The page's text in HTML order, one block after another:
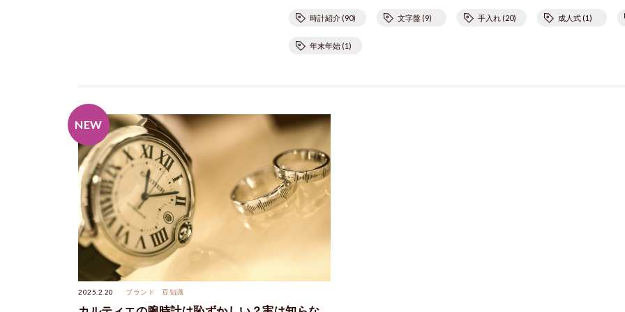
時計紹介 (90) 文字盤 (9) 手入れ (20) 成人式 (1)
年末年始 (1)
2025.2.20 ブランド 豆知識